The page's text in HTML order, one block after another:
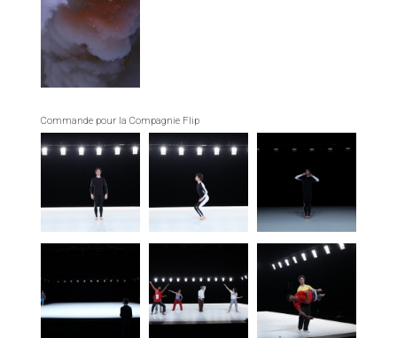
Commande pour la Compagnie Flip